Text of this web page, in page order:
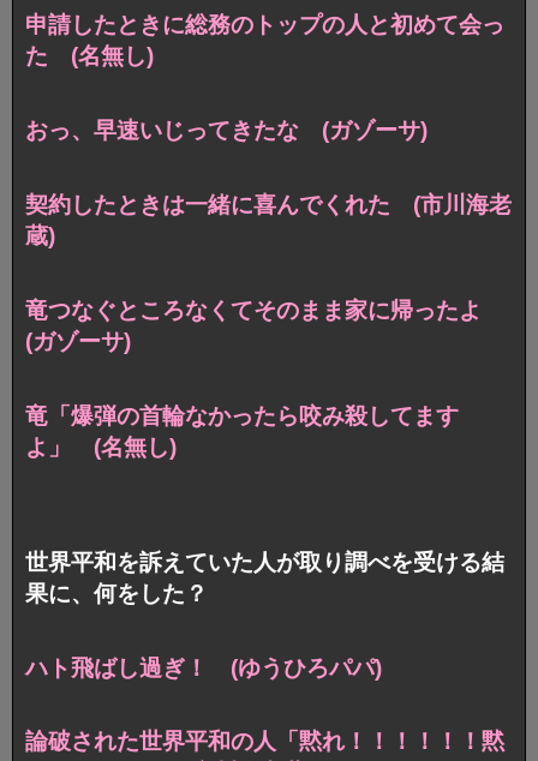
申請したときに総務のトップの人と初めて会っ
た (名無し)
おっ、早速いじってきたな (ガゾーサ)
契約したときは一緒に喜んでくれた (市川海老
蔵)
竜つなぐところなくてそのまま家に帰ったよ
(ガゾーサ)
竜「爆弾の首輪なかったら咬み殺してます
よ」 (名無し)
世界平和を訴えていた人が取り調べを受ける結
果に、何をした？
ハト飛ばし過ぎ！ (ゆうひろパパ)
論破された世界平和の人「黙れ！！！！！！黙